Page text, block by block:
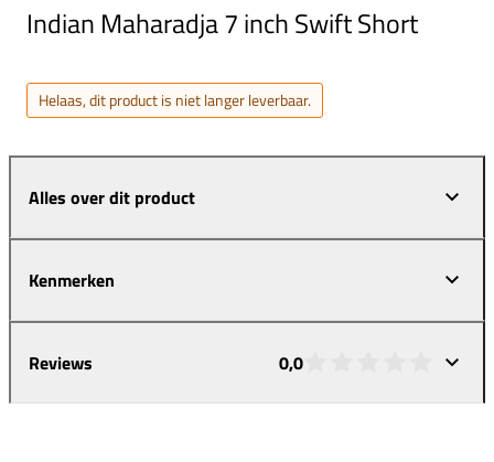
Indian Maharadja 7 inch Swift Short
Helaas, dit product is niet langer leverbaar.
Alles over dit product
Kenmerken
Reviews 0,0